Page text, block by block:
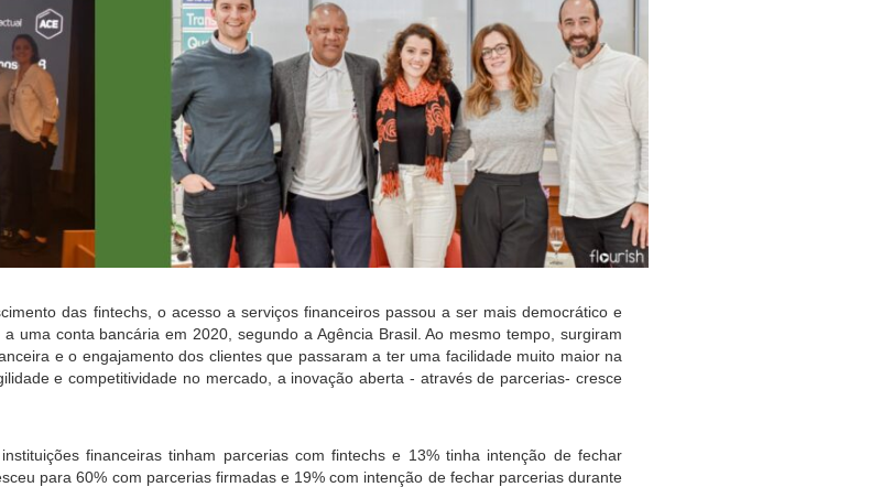
das fintechs, o acesso a serviços financeiros passou a ser mais democrático e
uma conta bancária em 2020, segundo a Agência Brasil. Ao mesmo tempo, surgiram
e o engajamento dos clientes que passaram a ter uma facilidade muito maior na
e competitividade no mercado, a inovação aberta - através de parcerias- cresce
financeiras tinham parcerias com fintechs e 13% tinha intenção de fechar
para 60% com parcerias firmadas e 19% com intenção de fechar parcerias durante